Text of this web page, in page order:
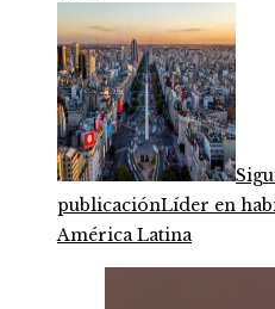
publicaciónLíder en
América Latina